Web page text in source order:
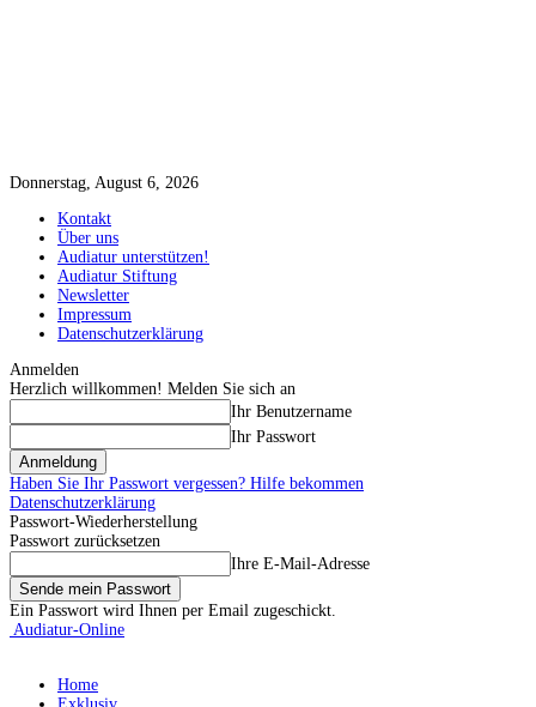
Donnerstag, August 6, 2026
Kontakt
Über uns
Audiatur unterstützen!
Audiatur Stiftung
Newsletter
Impressum
Datenschutzerklärung
Anmelden
Herzlich willkommen! Melden Sie sich an
Ihr Benutzername
Ihr Passwort
Haben Sie Ihr Passwort vergessen? Hilfe bekommen
Datenschutzerklärung
Passwort-Wiederherstellung
Passwort zurücksetzen
Ihre E-Mail-Adresse
Ein Passwort wird Ihnen per Email zugeschickt.
Audiatur-Online
Home